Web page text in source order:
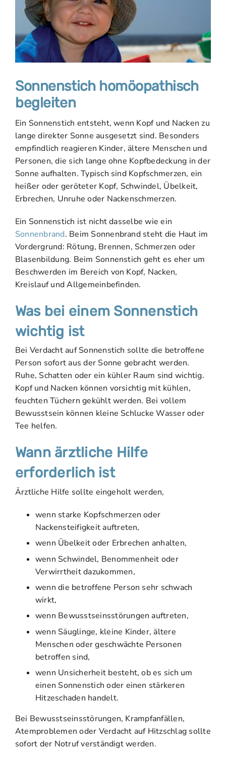
Sonnenstich homöopathisch
begleiten
Ein Sonnenstich entsteht, wenn Kopf und Nacken zu
lange direkter Sonne ausgesetzt sind. Besonders
empfindlich reagieren Kinder, ältere Menschen und
Personen, die sich lange ohne Kopfbedeckung in der
Sonne aufhalten. Typisch sind Kopfschmerzen, ein
heißer oder geröteter Kopf, Schwindel, Übelkeit,
Erbrechen, Unruhe oder Nackenschmerzen.
Ein Sonnenstich ist nicht dasselbe wie ein
Sonnenbrand. Beim Sonnenbrand steht die Haut im
Vordergrund: Rötung, Brennen, Schmerzen oder
Blasenbildung. Beim Sonnenstich geht es eher um
Beschwerden im Bereich von Kopf, Nacken,
Kreislauf und Allgemeinbefinden.
Was bei einem Sonnenstich
wichtig ist
Bei Verdacht auf Sonnenstich sollte die betroffene
Person sofort aus der Sonne gebracht werden.
Ruhe, Schatten oder ein kühler Raum sind wichtig.
Kopf und Nacken können vorsichtig mit kühlen,
feuchten Tüchern gekühlt werden. Bei vollem
Bewusstsein können kleine Schlucke Wasser oder
Tee helfen.
Wann ärztliche Hilfe
erforderlich ist
Ärztliche Hilfe sollte eingeholt werden,
wenn starke Kopfschmerzen oder
Nackensteifigkeit auftreten,
wenn Übelkeit oder Erbrechen anhalten,
wenn Schwindel, Benommenheit oder
Verwirrtheit dazukommen,
wenn die betroffene Person sehr schwach
wirkt,
wenn Bewusstseinsstörungen auftreten,
wenn Säuglinge, kleine Kinder, ältere
Menschen oder geschwächte Personen
betroffen sind,
wenn Unsicherheit besteht, ob es sich um
einen Sonnenstich oder einen stärkeren
Hitzeschaden handelt.
Bei Bewusstseinsstörungen, Krampfanfällen,
Atemproblemen oder Verdacht auf Hitzschlag sollte
sofort der Notruf verständigt werden.